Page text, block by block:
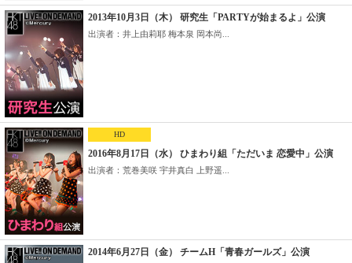
2013年10月3日（木） 研究生「PARTYが始まるよ」公演
出演者：井上由莉耶 梅本泉 岡本尚...
HD
2016年8月17日（水） ひまわり組「ただいま 恋愛中」公演
出演者：荒巻美咲 宇井真白 上野遥...
2014年6月27日（金） チームH「青春ガールズ」公演